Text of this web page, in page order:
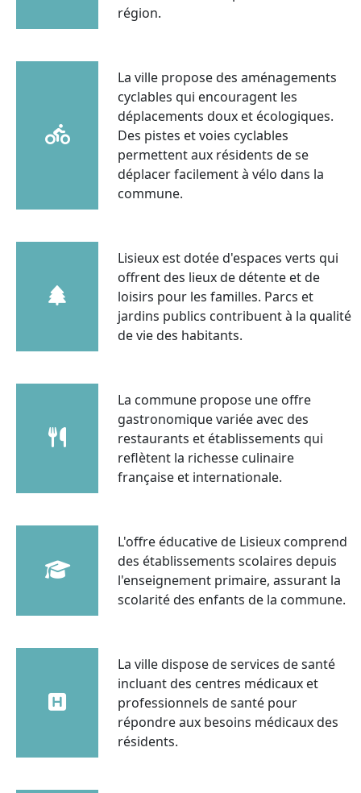
région.
La ville propose des aménagements
cyclables qui encouragent les
déplacements doux et écologiques.
Des pistes et voies cyclables
permettent aux résidents de se
déplacer facilement à vélo dans la
commune.
Lisieux est dotée d'espaces verts qui
offrent des lieux de détente et de
loisirs pour les familles. Parcs et
jardins publics contribuent à la qualité
de vie des habitants.
La commune propose une offre
gastronomique variée avec des
restaurants et établissements qui
reflètent la richesse culinaire
française et internationale.
L'offre éducative de Lisieux comprend
des établissements scolaires depuis
l'enseignement primaire, assurant la
scolarité des enfants de la commune.
La ville dispose de services de santé
incluant des centres médicaux et
professionnels de santé pour
répondre aux besoins médicaux des
résidents.